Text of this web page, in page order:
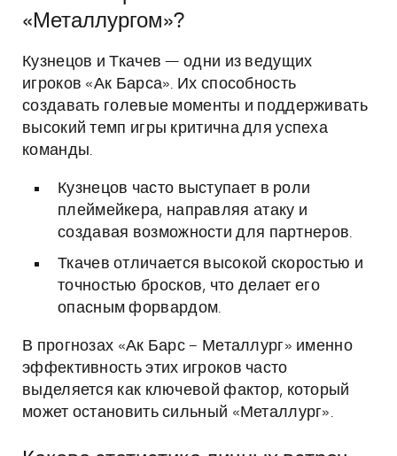
«Металлургом»?
Кузнецов и Ткачев — одни из ведущих
игроков «Ак Барса». Их способность
создавать голевые моменты и поддерживать
высокий темп игры критична для успеха
команды.
Кузнецов часто выступает в роли
плеймейкера, направляя атаку и
создавая возможности для партнеров.
Ткачев отличается высокой скоростью и
точностью бросков, что делает его
опасным форвардом.
В прогнозах «Ак Барс – Металлург» именно
эффективность этих игроков часто
выделяется как ключевой фактор, который
может остановить сильный «Металлург».